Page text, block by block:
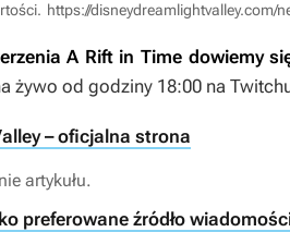
https://disneydreamlightvalley.com/
A Rift in Time dowiemy
żywo od godziny 18:00 na
– oficjalna strona
artykułu.
preferowane źródło